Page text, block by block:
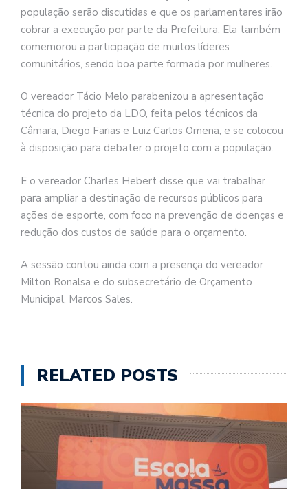
população serão discutidas e que os parlamentares irão
cobrar a execução por parte da Prefeitura. Ela também
comemorou a participação de muitos líderes
comunitários, sendo boa parte formada por mulheres.
O vereador Tácio Melo parabenizou a apresentação
técnica do projeto da LDO, feita pelos técnicos da
Câmara, Diego Farias e Luiz Carlos Omena, e se colocou
à disposição para debater o projeto com a população.
E o vereador Charles Hebert disse que vai trabalhar
para ampliar a destinação de recursos públicos para
ações de esporte, com foco na prevenção de doenças e
redução dos custos de saúde para o orçamento.
A sessão contou ainda com a presença do vereador
Milton Ronalsa e do subsecretário de Orçamento
Municipal, Marcos Sales.
RELATED POSTS